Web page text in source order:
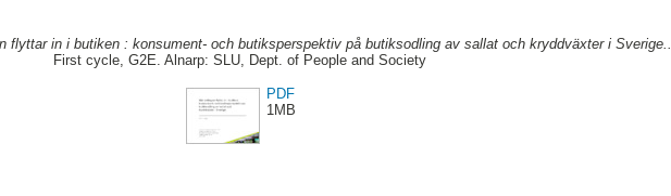
flyttar in i butiken : konsument- och butiksperspektiv på butiksodling av sallat och kryddväxter i Sverige..
First cycle, G2E. Alnarp: SLU, Dept. of People and Society
PDF
1MB